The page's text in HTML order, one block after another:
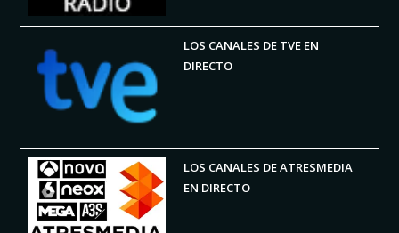
LOS CANALES DE TVE EN
DIRECTO
LOS CANALES DE ATRESMEDIA
EN DIRECTO